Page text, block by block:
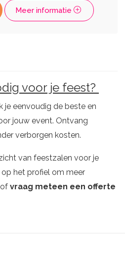
Meer informatie
voor je feest?
je eenvoudig de beste en
jouw event. Ontvang
verborgen kosten.
van feestzalen voor je
het profiel om meer
vraag meteen een offerte